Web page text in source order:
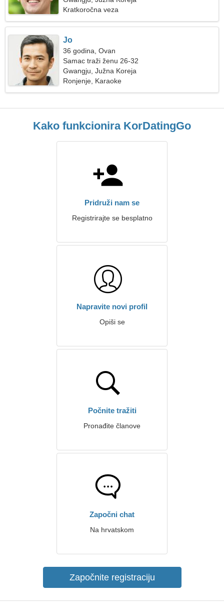
Kratkoročna veza
Jo
36 godina, Ovan
Samac traži ženu 26-32
Gwangju, Južna Koreja
Ronjenje, Karaoke
Kako funkcionira KorDatingGo
Pridruži nam se
Registrirajte se besplatno
Napravite novi profil
Opiši se
Počnite tražiti
Pronađite članove
Započni chat
Na hrvatskom
Započnite registraciju